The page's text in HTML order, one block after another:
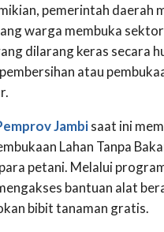
pemerintah daerah
warga membuka
dilarang keras secara
atau
Jambisaat ini
Lahan Tanpa
petani. Melalui
bantuan alat
bibit tanaman gratis.